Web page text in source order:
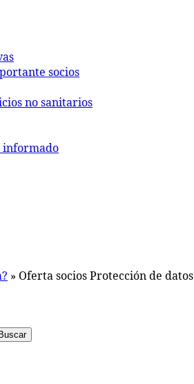
socios
no sanitarios
informado
» Oferta socios Protección de datos